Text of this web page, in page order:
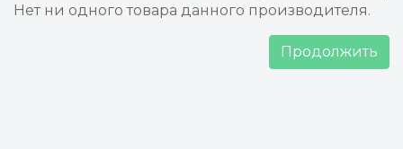
Нет ни одного товара данного производителя.
Продолжить